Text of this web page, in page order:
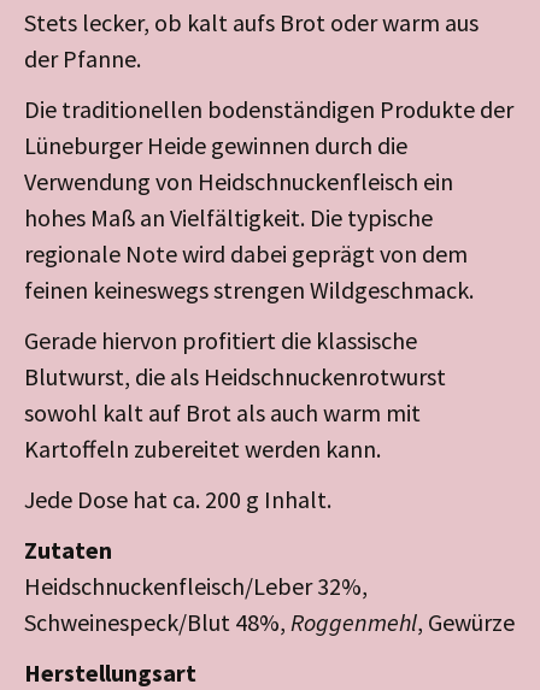
Stets lecker, ob kalt aufs Brot oder warm aus
der Pfanne.
Die traditionellen bodenständigen Produkte der
Lüneburger Heide gewinnen durch die
Verwendung von Heidschnuckenfleisch ein
hohes Maß an Vielfältigkeit. Die typische
regionale Note wird dabei geprägt von dem
feinen keineswegs strengen Wildgeschmack.
Gerade hiervon profitiert die klassische
Blutwurst, die als Heidschnuckenrotwurst
sowohl kalt auf Brot als auch warm mit
Kartoffeln zubereitet werden kann.
Jede Dose hat ca. 200 g Inhalt.
Zutaten
Heidschnuckenfleisch/Leber 32%,
Schweinespeck/Blut 48%, Roggenmehl, Gewürze
Herstellungsart